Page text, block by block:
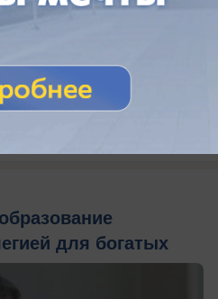
для богатых